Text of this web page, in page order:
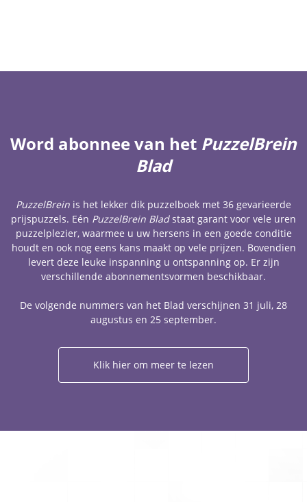
Word abonnee van het PuzzelBrein
Blad
PuzzelBrein is het lekker dik puzzelboek met 36 gevarieerde
prijspuzzels. Eén PuzzelBrein Bladstaat garant voor vele uren
puzzelplezier, waarmee u uw hersens in een goede conditie
houdt en ook nog eens kans maakt op vele prijzen. Bovendien
levert deze leuke inspanning u ontspanning op. Er zijn
verschillende abonnementsvormen beschikbaar.
De volgende nummers van het Blad verschijnen 31 juli, 28
augustus en 25 september.
Klik hier om meer te lezen